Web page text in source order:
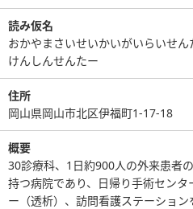
読み仮名
おかやまさいせいかいがいらいせ
けんしんせんたー
住所
岡山県岡山市北区伊福町1-17-18
概要
30診療科、1日約900人の外来患者
持つ病院であり、日帰り手術セン
ー（透析）、訪問看護ステーショ